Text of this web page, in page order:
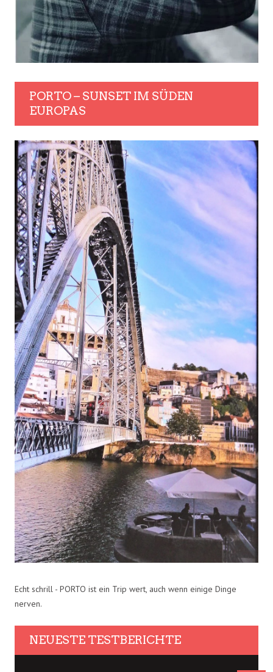
PORTO – SUNSET IM SÜDEN
EUROPAS
Echt schrill - PORTO ist ein Trip wert, auch wenn einige Dinge
nerven.
NEUESTE TESTBERICHTE